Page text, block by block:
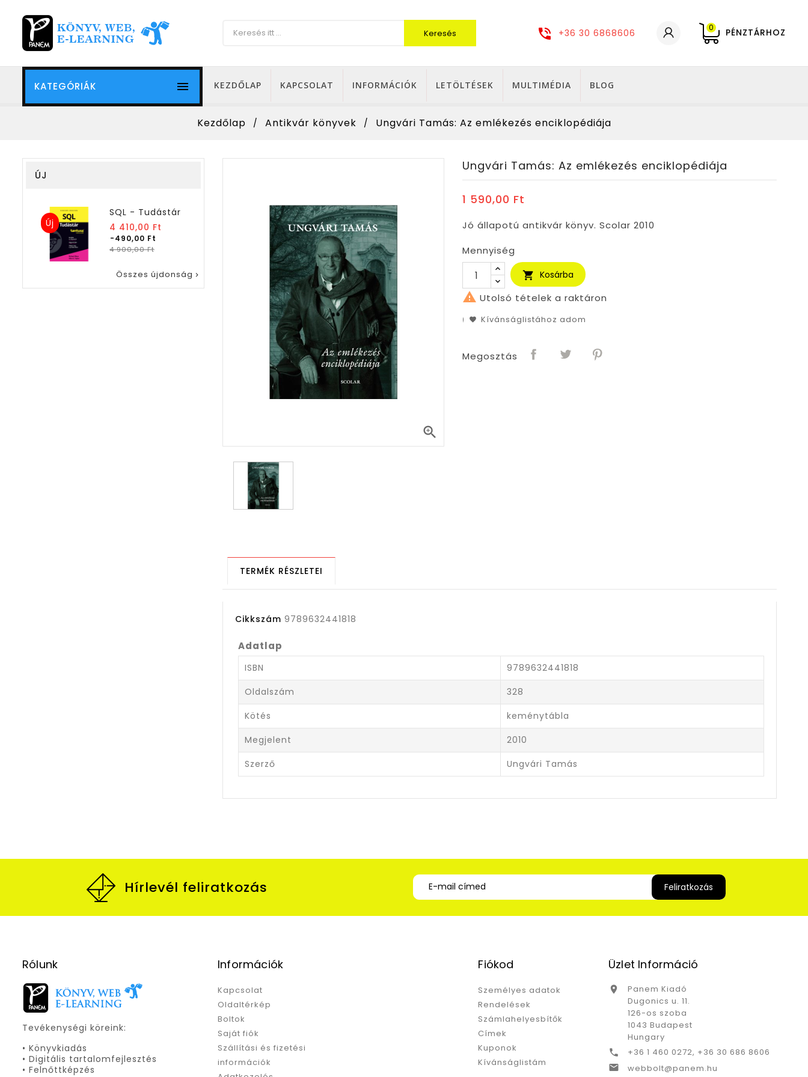
PÉNZTÁRHOZ
0
+36 30 6868606
Keresés
KATEGÓRIÁK  KEZDŐLAP KAPCSOLAT INFORMÁCIÓK LETÖLTÉSEK MULTIMÉDIA BLOG
Kezdőlap Antikvár könyvek Ungvári Tamás: Az emlékezés enciklopédiája
ÚJ
Új
SQL - Tudástár
4 410,00 Ft
-490,00 Ft
4 900,00 FtÁr
Összes újdonság 

Ungvári Tamás: Az emlékezés enciklopédiája
1 590,00 Ft
Jó állapotú antikvár könyv. Scolar 2010
Mennyiség
 Kosárba
 Utolsó tételek a raktáron
Kívánságlistához adom
Megosztás
TERMÉK RÉSZLETEI
Cikkszám 9789632441818
Adatlap
ISBN
9789632441818
Oldalszám
328
Kötés
keménytábla
Megjelent
2010
Szerző
Ungvári Tamás
Hírlevél feliratkozás
Rólunk
Tevékenységi köreink:
• Könyvkiadás
• Digitális tartalomfejlesztés
• Felnőttképzés
Információk
Kapcsolat
Oldaltérkép
Boltok
Saját fiók
Szállítási és fizetési
információk
Fiókod
Személyes adatok
Rendelések
Számlahelyesbítők
Címek
Kuponok
Kívánságlistám
Üzlet Információ

Panem Kiadó
Dugonics u. 11.
126-os szoba
1043 Budapest
Hungary
 +36 1 460 0272, +36 30 686 8606
 webbolt@panem.hu